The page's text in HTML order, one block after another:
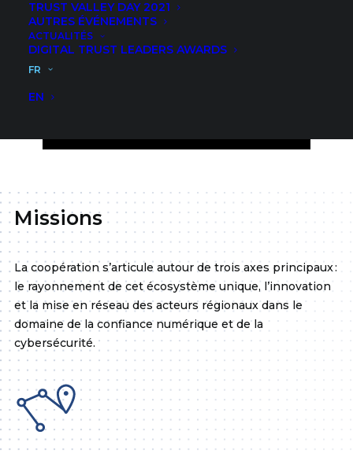
TRUST VALLEY DAY 2021
AUTRES ÉVÉNEMENTS
ACTUALITÉS
DIGITAL TRUST LEADERS AWARDS
FR
EN
Missions
La coopération s’articule autour de trois axes principaux :
le rayonnement de cet écosystème unique, l’innovation
et la mise en réseau des acteurs régionaux dans le
domaine de la confiance numérique et de la
cybersécurité.